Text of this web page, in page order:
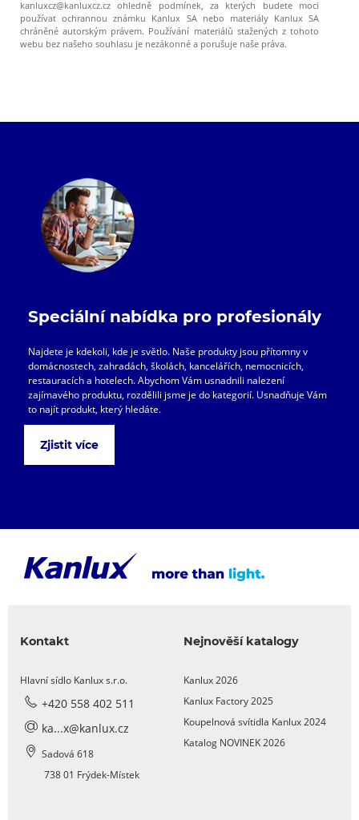
kanluxcz@kanluxcz.cz ohledně podmínek, za kterých budete moci
používat ochrannou známku Kanlux SA nebo materiály Kanlux SA
chráněné autorským právem. Používání materiálů stažených z tohoto
webu bez našeho souhlasu je nezákonné a porušuje naše práva.
Speciální nabídka pro profesionály
Najdete je kdekoli, kde je světlo. Naše produkty jsou přítomny v
domácnostech, zahradách, školách, kancelářích, nemocnicích,
restauracích a hotelech. Abychom Vám usnadnili nalezení
zajímavého produktu, rozdělili jsme je do kategorií. Usnadňuje Vám
to najít produkt, který hledáte.
Zjistit více
Kontakt
Hlavní sídlo Kanlux s.r.o.
+420 558 402 511
ka...x@kanlux.cz
Sadová 618
738 01 Frýdek-Místek
Nejnověší katalogy
Kanlux 2026
Kanlux Factory 2025
Koupelnová svítidla Kanlux 2024
Katalog NOVINEK 2026